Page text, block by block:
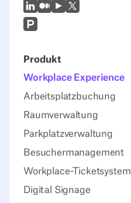
LinkedIn
MittelYoutubeX (Twitter)
Prodcut Hunt
Produkt
Workplace Experience
Arbeitsplatzbuchung
Raumverwaltung
Parkplatzverwaltung
Besuchermanagement
Workplace-Ticketsystem
Digital Signage